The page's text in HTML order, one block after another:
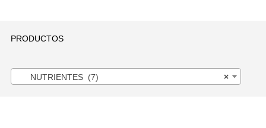
PRODUCTOS
×
NUTRIENTES (7)